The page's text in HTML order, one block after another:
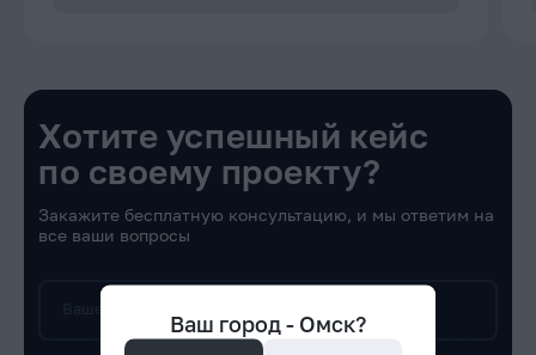
Хотите успешный кейс
по своему проекту?
Закажите бесплатную консультацию, и мы ответим на
все ваши вопросы
Ваш город - Омск?